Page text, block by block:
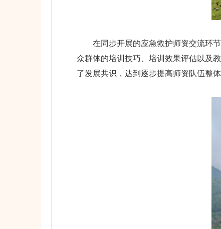
在同步开展的应急救护师资交流环节
众群体的培训技巧、培训效果评估以及
了发展共识，达到逐步提高师资队伍整